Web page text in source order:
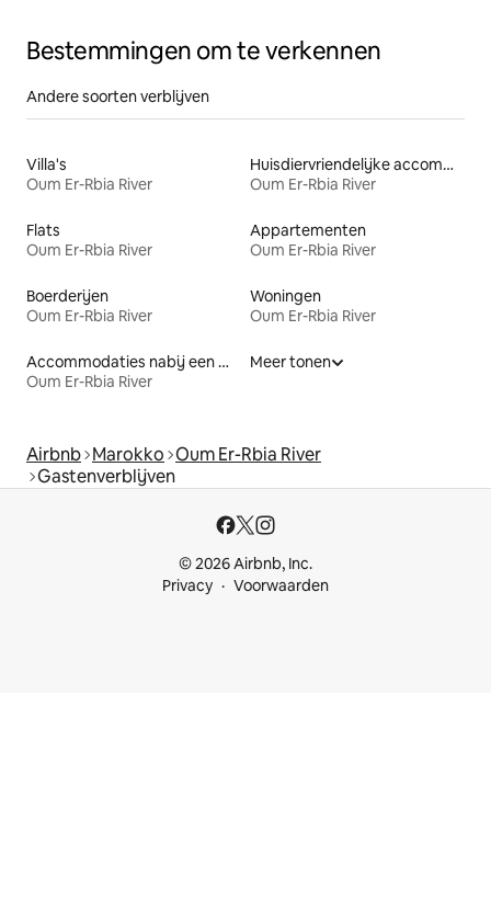
Bestemmingen om te verkennen
Andere soorten verblijven
Villa's
Oum Er-Rbia River
Huisdiervriendelijke accommodaties
Oum Er-Rbia River
Flats
Oum Er-Rbia River
Appartementen
Oum Er-Rbia River
Boerderijen
Oum Er-Rbia River
Woningen
Oum Er-Rbia River
Accommodaties nabij een meer
Oum Er-Rbia River
Meer tonen
Airbnb Marokko Oum Er-Rbia River
Gastenverblijven
© 2026 Airbnb, Inc.
Privacy
Voorwaarden